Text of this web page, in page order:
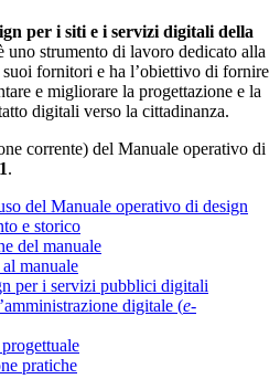
per i siti e i servizi digitali della
uno strumento di lavoro dedicato alla
fornitori e ha l’obiettivo di fornire
e migliorare la progettazione e la
digitali verso la cittadinanza.
corrente) del Manuale operativo di
.
del Manuale operativo di design
e storico
del manuale
manuale
per i servizi pubblici digitali
digitale (e-
pratiche